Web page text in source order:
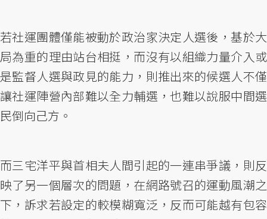
若社運團體僅能被動於政治家決定人選後，基於大
局為重的理由站台相挺，而沒有以組織力量介入或
是監督人選與政見的能力，則推出來的候選人不僅
讓社運陣營內部難以全力輔選，也難以說服中間選
民倒向己方。
而三宅洋平與首相夫人間引起的一連串爭議，則反
映了另一個層次的問題，在網路號召的運動風潮之
下，訴求若設定的較模糊寬泛，反而可能越有包容